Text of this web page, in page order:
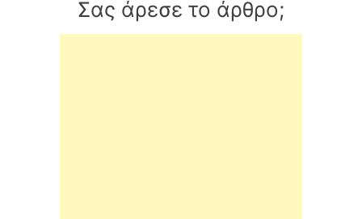
Σας άρεσε το άρθρο;